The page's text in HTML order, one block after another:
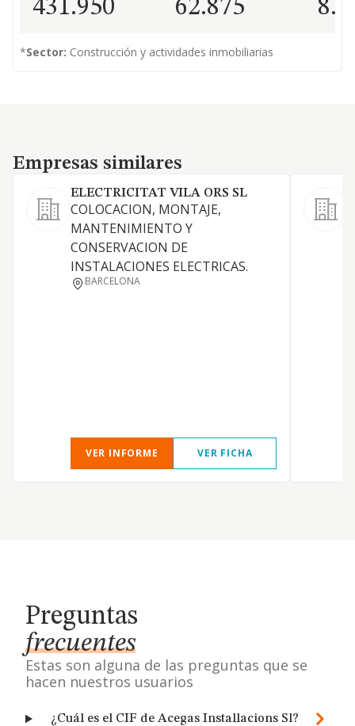
431.950 62.875
*Sector: Construcción y actividades inmobiliarias
Empresas similares
Empresas similares
ELECTRICITAT VILA ORS SL
COLOCACION, MONTAJE,
MANTENIMIENTO Y
CONSERVACION DE
INSTALACIONES ELECTRICAS.
BARCELONA
VER INFORME VER FICHA
Preguntas
frecuentes
Estas son alguna de las preguntas que se
hacen nuestros usuarios
¿Cuál es el CIF de Acegas Installacions Sl?